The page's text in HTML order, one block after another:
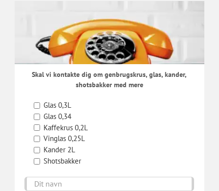
Skal vi kontakte dig om genbrugskrus, glas, kander,
shotsbakker med mere
Glas 0,3L
Glas 0,34
Kaffekrus 0,2L
Vinglas 0,25L
Kander 2L
Shotsbakker